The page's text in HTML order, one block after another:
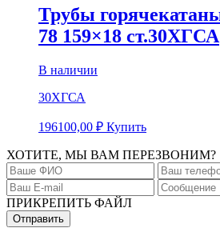
Трубы
78 159×18 ст.30ХГСА
В наличии
30ХГСА
196100,00 ₽ Купить
ХОТИТЕ, МЫ ВАМ ПЕРЕЗВОНИМ?
ПРИКРЕПИТЬ ФАЙЛ